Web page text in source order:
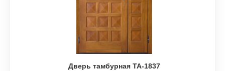
Дверь тамбурная ТА-1837